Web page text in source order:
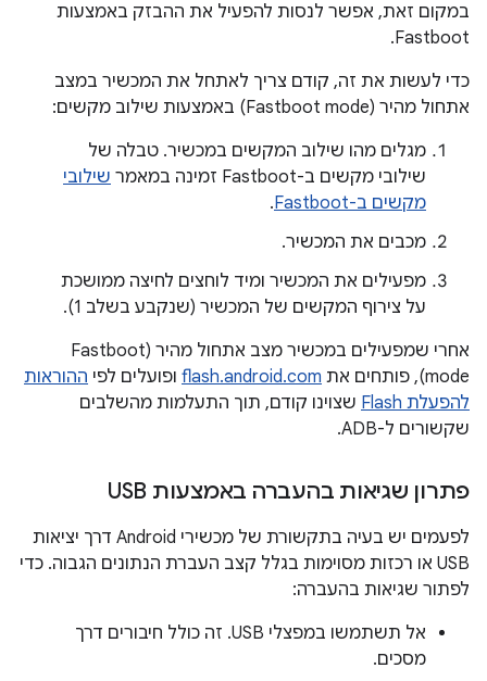
במקום זאת, אפשר לנסות להפעיל את ההבזק באמצעות
Fastboot.
כדי לעשות את זה, קודם צריך לאתחל את המכשיר במצב
אתחול מהיר (Fastboot mode) באמצעות שילוב מקשים:
מגלים מהו שילוב המקשים במכשיר. טבלה של
שילובי מקשים ב-Fastboot זמינה במאמר
שילובי
מקשים ב-Fastboot
.
מכבים את המכשיר.
מפעילים את המכשיר ומיד לוחצים לחיצה ממושכת
על צירוף המקשים של המכשיר (שנקבע בשלב 1).
אחרי שמפעילים במכשיר מצב אתחול מהיר (Fastboot
mode), פותחים את
flash.android.com ופועלים לפי ההוראות
להפעלת Flash
שצוינו קודם, תוך התעלמות מהשלבים
שקשורים ל-ADB.
פתרון שגיאות בהעברה באמצעות USB
לפעמים יש בעיה בתקשורת של מכשירי Android דרך יציאות
USB או רכזות מסוימות בגלל קצב העברת הנתונים הגבוה. כדי
לפתור שגיאות בהעברה:
אל תשתמשו במפצלי USB. זה כולל חיבורים דרך
מסכים.